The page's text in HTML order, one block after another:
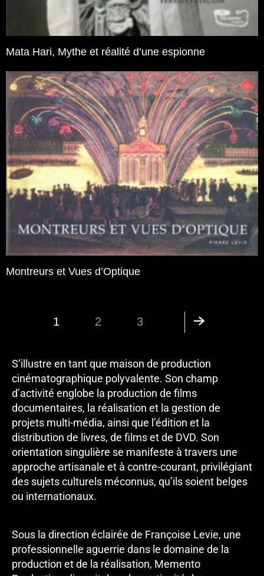
Mata Hari, Mythe et réalité d’une espionne
Montreurs et Vues d’Optique
1 2 3
S’illustre en tant que maison de production
cinématographique polyvalente. Son champ
d’activité englobe la production de films
documentaires, la réalisation et la gestion de
projets multi-média, ainsi que l’édition et la
distribution de livres, de films et de DVD. Son
orientation singulière se manifeste à travers une
approche artisanale et à contre-courant, privilégiant
des sujets culturels méconnus, qu’ils soient belges
ou internationaux.
Sous la direction éclairée de Françoise Levie, une
professionnelle aguerrie dans le domaine de la
production et de la réalisation, Memento